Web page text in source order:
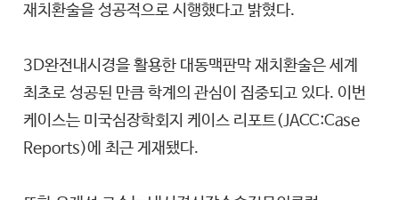
재치환술을 성공적으로 시행했다고 밝혔다.
3D완전내시경을 활용한 대동맥판막 재치환술은 세계
최초로 성공된 만큼 학계의 관심이 집중되고 있다. 이번
케이스는 미국심장학회지 케이스 리포트(JACC:Case
Reports)에 최근 게재됐다.